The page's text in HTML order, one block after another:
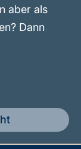
aber als
Dann